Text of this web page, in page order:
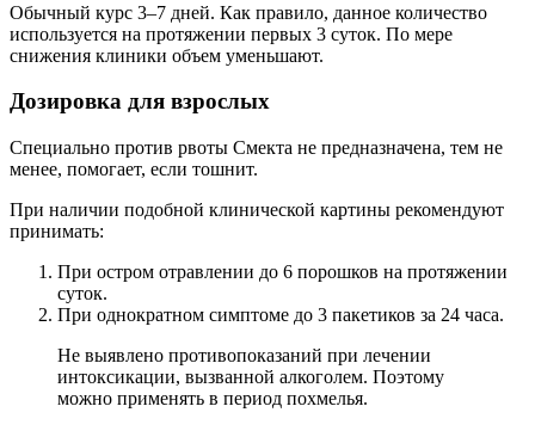
Обычный курс 3–7 дней. Как правило, данное количество
используется на протяжении первых 3 суток. По мере
снижения клиники объем уменьшают.
Дозировка для взрослых
Специально против рвоты Смекта не предназначена, тем не
менее, помогает, если тошнит.
При наличии подобной клинической картины рекомендуют
принимать:
При остром отравлении до 6 порошков на протяжении
суток.
При однократном симптоме до 3 пакетиков за 24 часа.
Не выявлено противопоказаний при лечении
интоксикации, вызванной алкоголем. Поэтому
можно применять в период похмелья.